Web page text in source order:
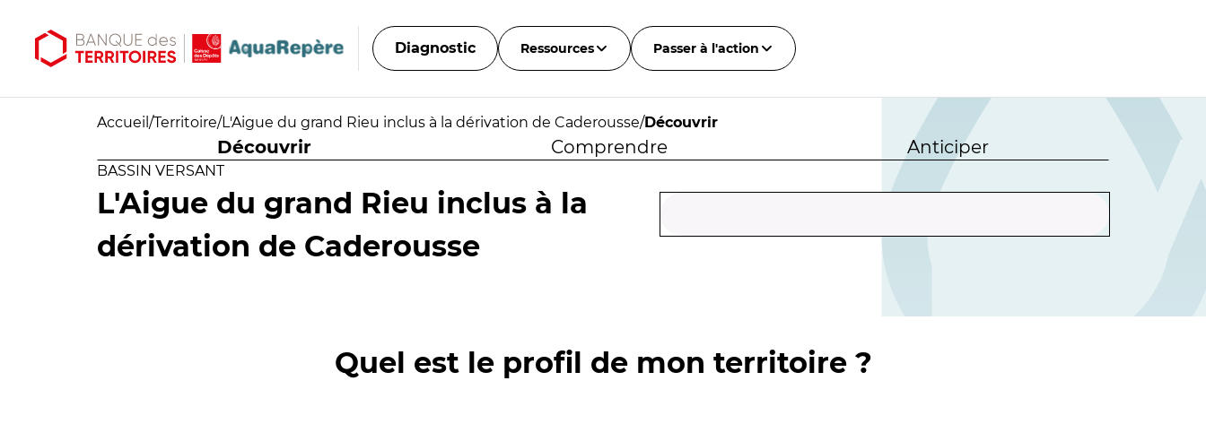
Diagnostic Ressources Passer à l'action
Accueil /Territoire/L'Aigue du grand Rieu inclus à la dérivation de Caderousse/Découvrir
Découvrir Comprendre Anticiper
BASSIN VERSANT
L'Aigue du grand Rieu inclus à la
dérivation de Caderousse
Quel est le profil de mon territoire ?